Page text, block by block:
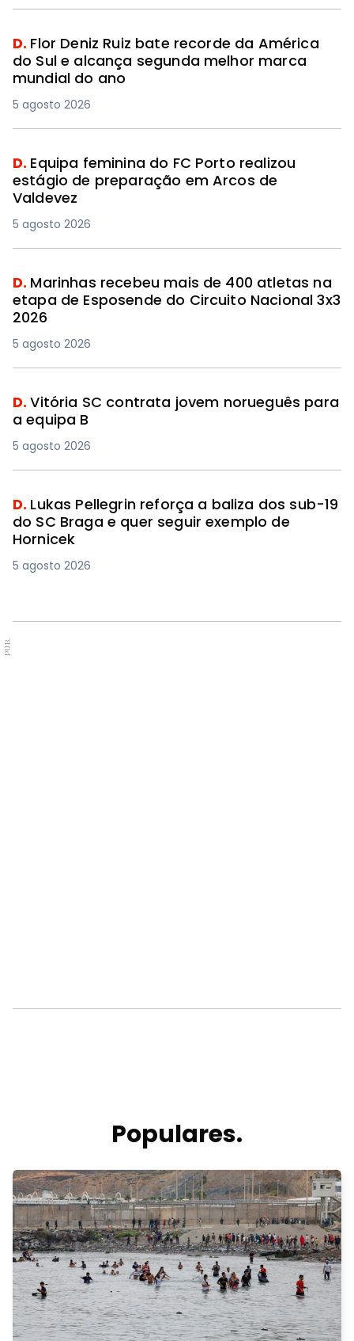
D. Flor Deniz Ruiz bate recorde da América
do Sul e alcança segunda melhor marca
mundial do ano
5 agosto 2026
D. Equipa feminina do FC Porto realizou
estágio de preparação em Arcos de
Valdevez
5 agosto 2026
D. Marinhas recebeu mais de 400 atletas na
etapa de Esposende do Circuito Nacional 3x3
2026
5 agosto 2026
D.Vitória SC contrata jovem norueguês para
a equipa B
5 agosto 2026
D. Lukas Pellegrin reforça a baliza dos sub-19
do SC Braga e quer seguir exemplo de
Hornicek
5 agosto 2026
PUB.
Populares.